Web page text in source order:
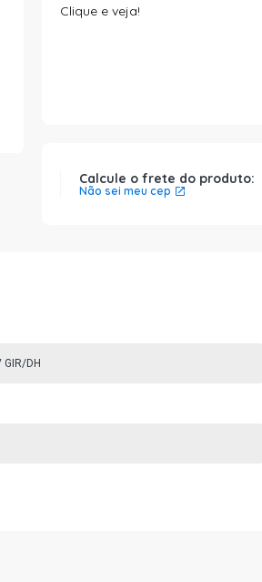
Clique e veja!
Calcule o frete do produto:
Não sei meu cep
GIR/DH